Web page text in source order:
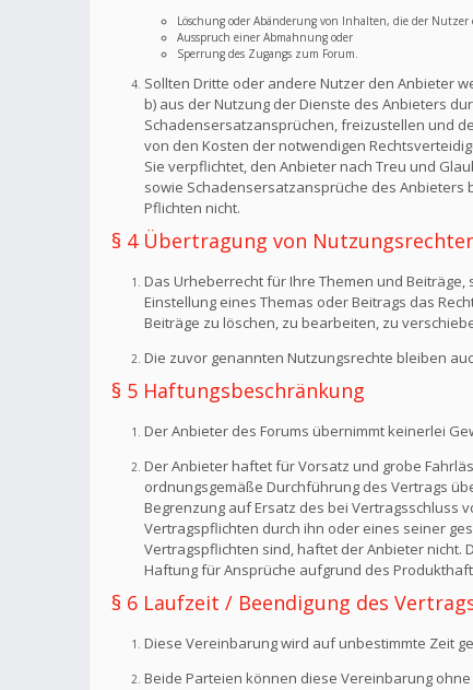
Löschung oder Abänderung von Inhalten, die der Nutzer
Ausspruch einer Abmahnung oder
Sperrung des Zugangs zum Forum.
Sollten Dritte oder andere Nutzer den Anbieter
b) aus der Nutzung der Dienste des Anbieters
Schadensersatzansprüchen, freizustellen und
von den Kosten der notwendigen
Sie verpflichtet, den Anbieter nach Treu und
sowie Schadensersatzansprüche des Anbieters
Pflichten nicht.
§ 4 Übertragung von
Das Urheberrecht für Ihre Themen und
Einstellung eines Themas oder Beitrags das
Beiträge zu löschen, zu bearbeiten, zu
Die zuvor genannten Nutzungsrechte bleiben
§ 5 Haftungsbeschränkung
Der Anbieter des Forums übernimmt keinerlei
Der Anbieter haftet für Vorsatz und grobe
ordnungsgemäße Durchführung des Vertrags
Begrenzung auf Ersatz des bei Vertragsschluss
Vertragspflichten durch ihn oder eines seiner
Vertragspflichten sind, haftet der Anbieter nicht.
Haftung für Ansprüche aufgrund des
§ 6 Laufzeit / Beendigung des
Diese Vereinbarung wird auf unbestimmte Zeit
Beide Parteien können diese Vereinbarung